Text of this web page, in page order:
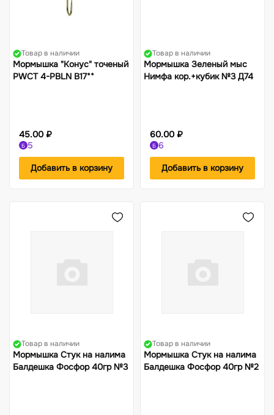
Товар в наличии
Мормышка "Конус" точеный
PWCT 4-PBLN В17**
45.00 ₽
Б 5
Добавить в корзину
Товар в наличии
Мормышка Зеленый мыс
Нимфа кор.+кубик №3 Д74
60.00 ₽
Б 6
Добавить в корзину
Товар в наличии
Мормышка Стук на налима
Балдешка Фосфор 40гр №3
Товар в наличии
Мормышка Стук на налима
Балдешка Фосфор 40гр №2